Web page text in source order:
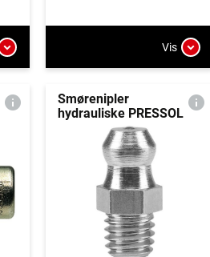
Vis
Smørenipler
hydrauliske PRESSOL